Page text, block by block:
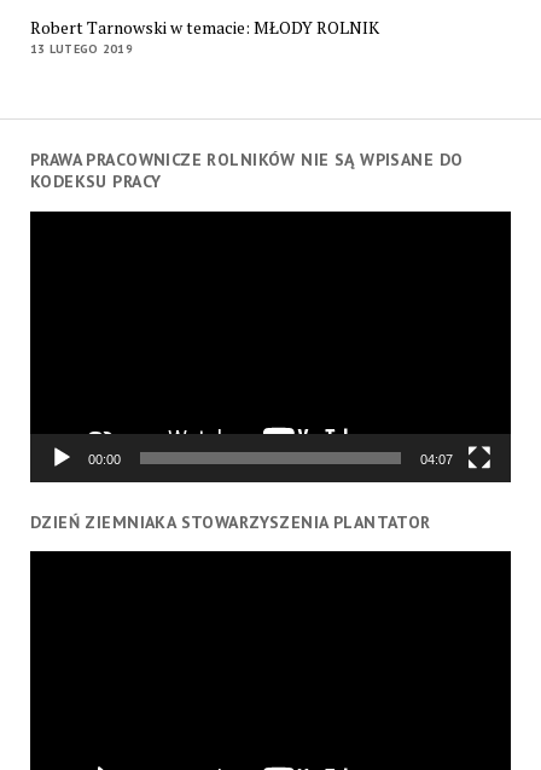
Robert Tarnowski w temacie: MŁODY ROLNIK
13 LUTEGO 2019
PRAWA PRACOWNICZE ROLNIKÓW NIE SĄ WPISANE DO
KODEKSU PRACY
00:00 04:07
DZIEŃ ZIEMNIAKA STOWARZYSZENIA PLANTATOR